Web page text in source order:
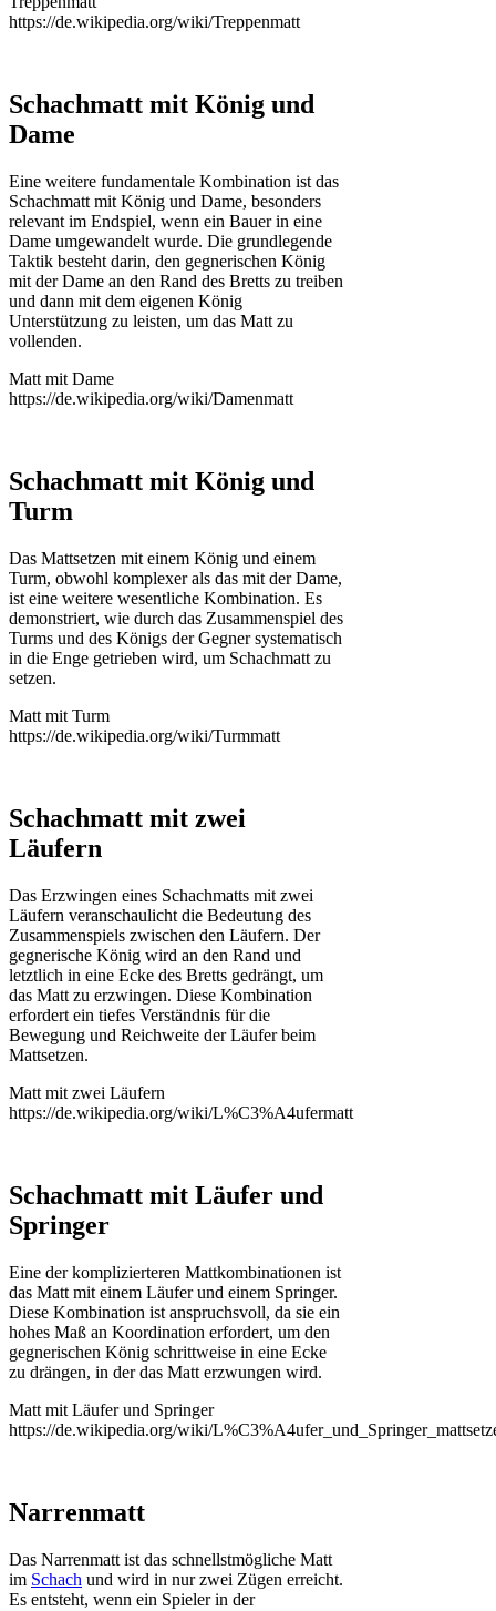
https://de.wikipedia.org/wiki/Treppenmatt
Schachmatt mit König und
Dame
Eine weitere fundamentale Kombination ist das
Schachmatt mit König und Dame, besonders
relevant im Endspiel, wenn ein Bauer in eine
Dame umgewandelt wurde. Die grundlegende
Taktik besteht darin, den gegnerischen König
mit der Dame an den Rand des Bretts zu treiben
und dann mit dem eigenen König
Unterstützung zu leisten, um das Matt zu
vollenden.
Matt mit Dame
https://de.wikipedia.org/wiki/Damenmatt
Schachmatt mit König und
Turm
Das Mattsetzen mit einem König und einem
Turm, obwohl komplexer als das mit der Dame,
ist eine weitere wesentliche Kombination. Es
demonstriert, wie durch das Zusammenspiel des
Turms und des Königs der Gegner systematisch
in die Enge getrieben wird, um Schachmatt zu
setzen.
Matt mit Turm
https://de.wikipedia.org/wiki/Turmmatt
Schachmatt mit zwei
Läufern
Das Erzwingen eines Schachmatts mit zwei
Läufern veranschaulicht die Bedeutung des
Zusammenspiels zwischen den Läufern. Der
gegnerische König wird an den Rand und
letztlich in eine Ecke des Bretts gedrängt, um
das Matt zu erzwingen. Diese Kombination
erfordert ein tiefes Verständnis für die
Bewegung und Reichweite der Läufer beim
Mattsetzen.
Matt mit zwei Läufern
https://de.wikipedia.org/wiki/L%C3%A4ufermatt
Schachmatt mit Läufer und
Springer
Eine der komplizierteren Mattkombinationen ist
das Matt mit einem Läufer und einem Springer.
Diese Kombination ist anspruchsvoll, da sie ein
hohes Maß an Koordination erfordert, um den
gegnerischen König schrittweise in eine Ecke
zu drängen, in der das Matt erzwungen wird.
Matt mit Läufer und Springer
https://de.wikipedia.org/wiki/
Narrenmatt
Das Narrenmatt ist das schnellstmögliche Matt
im Schach und wird in nur zwei Zügen erreicht.
Es entsteht, wenn ein Spieler in der